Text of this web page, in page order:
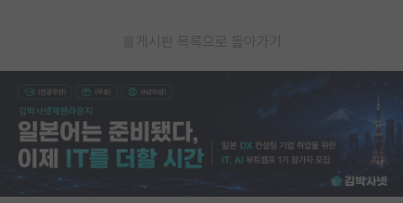
게시판 목록으로 돌아가기